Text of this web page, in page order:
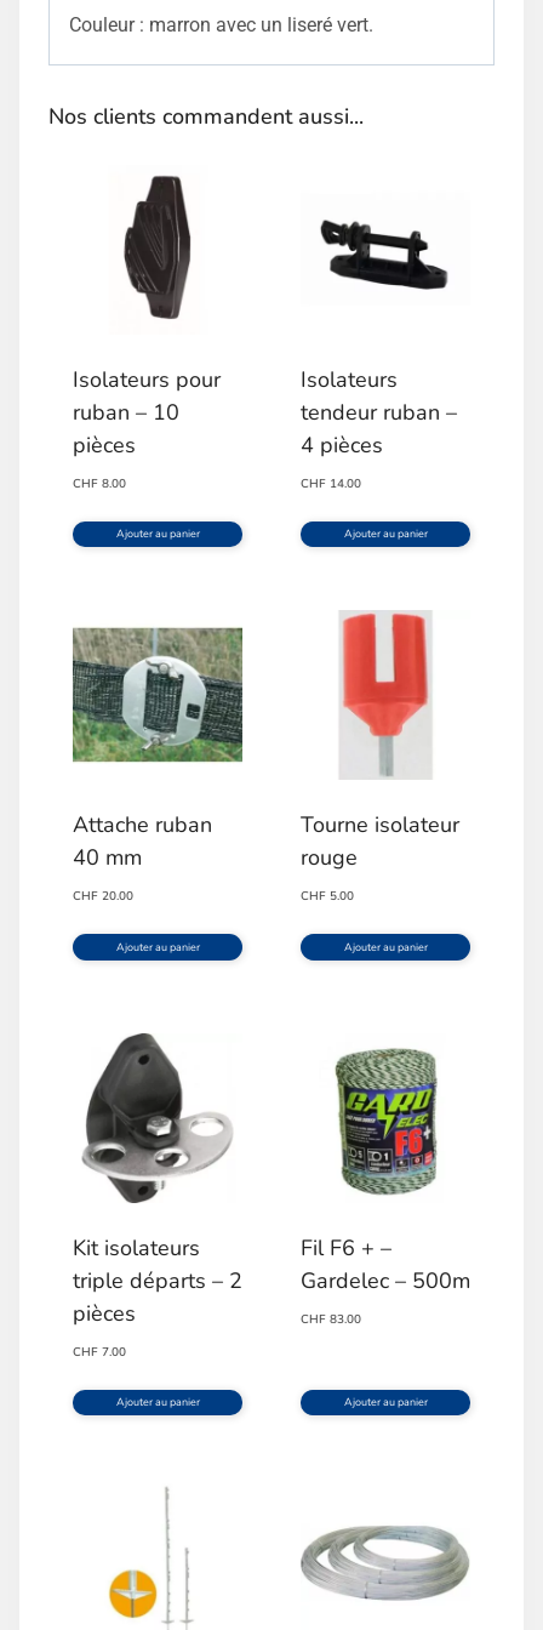
Couleur : marron avec un liseré vert.
Nos clients commandent aussi...
Isolateurs pour
ruban – 10
pièces
CHF 8.00
Ajouter au panier
Isolateurs
tendeur ruban –
4 pièces
CHF 14.00
Ajouter au panier
Attache ruban
40 mm
CHF 20.00
Ajouter au panier
Tourne isolateur
rouge
CHF 5.00
Ajouter au panier
Kit isolateurs
triple départs – 2
pièces
CHF 7.00
Ajouter au panier
Fil F6 + –
Gardelec – 500m
CHF 83.00
Ajouter au panier